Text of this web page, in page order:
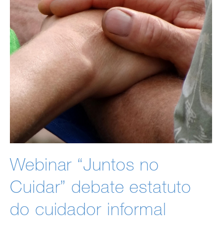
Webinar “Juntos no
Cuidar” debate estatuto
do cuidador informal